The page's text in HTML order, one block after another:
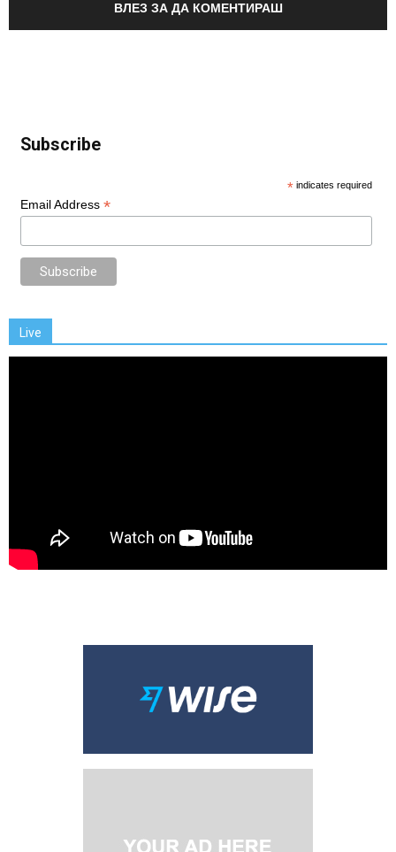
ВЛЕЗ ЗА ДА КОМЕНТИРАШ
Subscribe
* indicates required
Email Address *
Live